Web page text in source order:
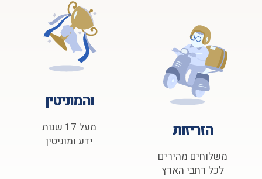
הזריזות
משלוחים מהירים
לכל רחבי הארץ
והמוניטין
מעל 17 שנות
ידע ומוניטין